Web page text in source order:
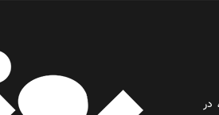
و انتشار ۲۵۰۰ شماره، در